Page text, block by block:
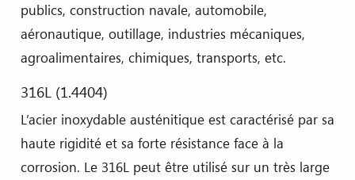
publics, construction navale, automobile,
aéronautique, outillage, industries mécaniques,
agroalimentaires, chimiques, transports, etc.
316L (1.4404)
L’acier inoxydable austénitique est caractérisé par sa
haute rigidité et sa forte résistance face à la
corrosion. Le 316L peut être utilisé sur un très large